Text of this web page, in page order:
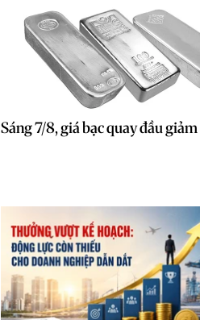
Sáng 7/8, giá bạc quay đầu